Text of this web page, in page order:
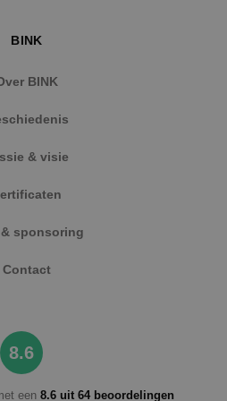
BINK
BINK
& visie
& sponsoring
Contact
8.6
een 8.6 uit 64 beoordelingen
Privacy Policy